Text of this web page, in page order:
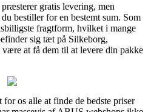
gratis levering, men
bestiller for en bestemt sum. Som
fragtform, hvilket i mange
sig tæt på Silkeborg,
at få dem til at levere din pakke
os alle at finde de bedste priser